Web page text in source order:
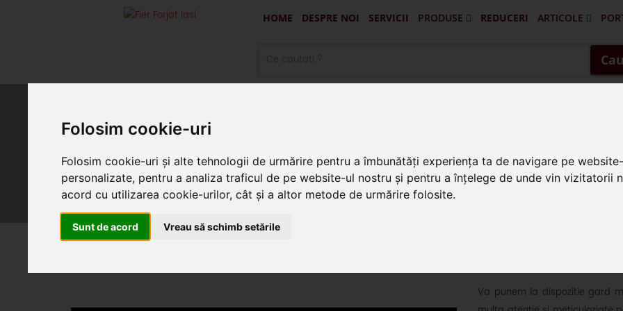
Folosim cookie-uri
Folosim cookie-uri și alte tehnologii de urmărire pentru a îmbunătăți experiența ta de navigare pe
personalizate, pentru a analiza traficul de pe website-ul nostru și pentru a înțelege de unde vin vizitatorii
acord cu utilizarea cookie-urilor, cât și a altor metode de urmărire folosite.
Sunt de acord Vreau să schimb setările
HOME DESPRE NOI SERVICII PRODUSE REDUCERI ARTICOLE
Oferte promotionale si produse din fier forjat
Va punem la dispozitie gard